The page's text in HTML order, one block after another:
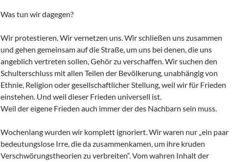
Was tun wir dagegen?
Wir protestieren. Wir vernetzen uns. Wir schließen uns zusammen
und gehen gemeinsam auf die Straße, um uns bei denen, die uns
angeblich vertreten sollen, Gehör zu verschaffen. Wir suchen den
Schulterschluss mit allen Teilen der Bevölkerung, unabhängig von
Ethnie, Religion oder gesellschaftlicher Stellung, weil wir für Frieden
einstehen. Und weil dieser Frieden universell ist.
Weil der eigene Frieden auch immer der des Nachbarn sein muss.
Wochenlang wurden wir komplett ignoriert. Wir waren nur „ein paar
bedeutungslose Irre, die da zusammenkamen, um ihre kruden
Verschwörungstheorien zu verbreiten“. Vom wahren Inhalt der